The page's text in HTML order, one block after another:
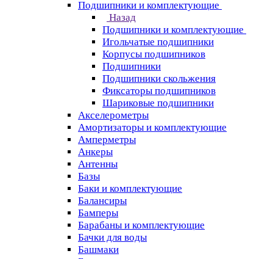
Подшипники и комплектующие
Назад
Подшипники и комплектующие
Игольчатые подшипники
Корпусы подшипников
Подшипники
Подшипники скольжения
Фиксаторы подшипников
Шариковые подшипники
Акселерометры
Амортизаторы и комплектующие
Амперметры
Анкеры
Антенны
Базы
Баки и комплектующие
Балансиры
Бамперы
Барабаны и комплектующие
Бачки для воды
Башмаки